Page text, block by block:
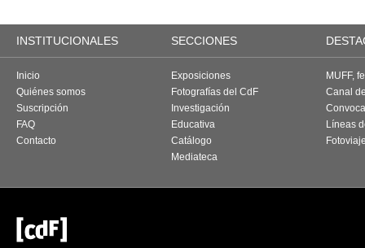
INSTITUCIONALES SECCIONES
Inicio
Quiénes somos
Suscripción
FAQ
Contacto
Exposiciones
Fotografías del CdF
Investigación
Educativa
Catálogo
Mediateca
MUFF,
Canal
Líneas